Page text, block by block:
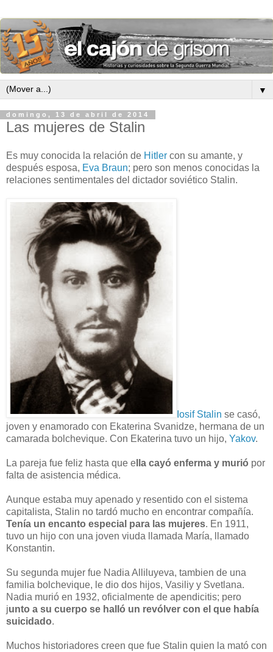
▼
domingo, 13 de abril de 2014
Las mujeres de Stalin
Es muy conocida la relación de Hitler con su amante, y
después esposa, Eva Braun; pero son menos conocidas la
relaciones sentimentales del dictador soviético Stalin.
Iosif Stalin se casó,
joven y enamorado con Ekaterina Svanidze, hermana de un
camarada bolchevique. Con Ekaterina tuvo un hijo, Yakov.
La pareja fue feliz hasta que e lla cayó enferma y murió por
falta de asistencia médica.
Aunque estaba muy apenado y resentido con el sistema
capitalista, Stalin no tardó mucho en encontrar compañía.
Tenía un encanto especial para las mujeres. En 1911,
tuvo un hijo con una joven viuda llamada María, llamado
Konstantin.
Su segunda mujer fue Nadia Alliluyeva, tambien de una
familia bolchevique, le dio dos hijos, Vasiliy y Svetlana.
Nadia murió en 1932, oficialmente de apendicitis; pero
junto a su cuerpo se halló un revólver con el que había
suicidado.
Muchos historiadores creen que fue Stalin quien la mató con